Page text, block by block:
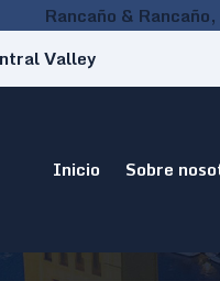
Rancaño &
Valley
Inicio Sobre